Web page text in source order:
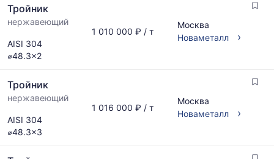
Тройник
нержавеющий
AISI 304
⌀48.3x2
1 010 000 ₽ / т
Москва
Новаметалл
›
Тройник
нержавеющий
AISI 304
⌀48.3x3
1 016 000 ₽ / т
Москва
Новаметалл
›